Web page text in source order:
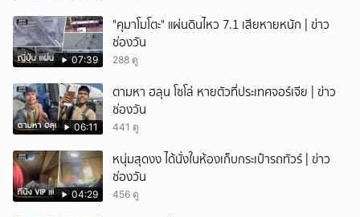
07:39
"คุมาโมโตะ" แผ่นดินไหว 7.1 เสียหายหนัก | ข่าว
ช่องวัน
288 ดู
06:11
ตามหา ฮลุน โซโล่ หายตัวที่ประเทศจอร์เจีย | ข่าว
ช่องวัน
441 ดู
04:29
หนุ่มสุดงง ได้นั่งในห้องเก็บกระเป๋ารถทัวร์ | ข่าว
ช่องวัน
456 ดู